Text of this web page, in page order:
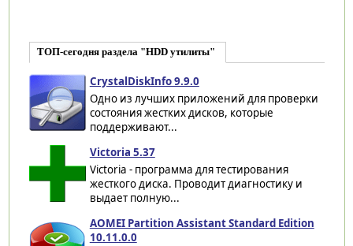
ТОП-сегодня раздела "HDD утилиты"
CrystalDiskInfo 9.9.0
Одно из лучших приложений для проверки
состояния жестких дисков, которые
поддерживают...
Victoria 5.37
Victoria - программа для тестирования
жесткого диска. Проводит диагностику и
выдает полную...
AOMEI Partition Assistant Standard Edition
10.11.0.0